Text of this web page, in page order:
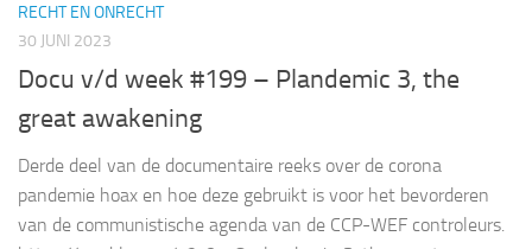
RECHT EN ONRECHT
30 JUNI 2023
Docu v/d week #199 – Plandemic 3, the
great awakening
Derde deel van de documentaire reeks over de corona
pandemie hoax en hoe deze gebruikt is voor het bevorderen
van de communistische agenda van de CCP-WEF controleurs.